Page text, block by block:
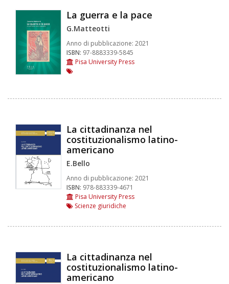
La guerra e la pace
G.Matteotti
Anno di pubblicazione: 2021
ISBN: 97-8883339-5845
Pisa University Press
La cittadinanza nel
costituzionalismo latino-
americano
E.Bello
Anno di pubblicazione: 2021
ISBN: 978-883339-4671
Pisa University Press
Scienze giuridiche
La cittadinanza nel
costituzionalismo latino-
americano